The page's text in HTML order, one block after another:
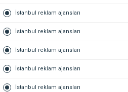
İstanbul reklam ajansları
İstanbul reklam ajansları
İstanbul reklam ajansları
İstanbul reklam ajansları
İstanbul reklam ajansları